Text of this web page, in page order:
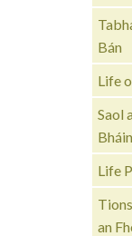
Bán
Life
Saol
Bháin
Life
an